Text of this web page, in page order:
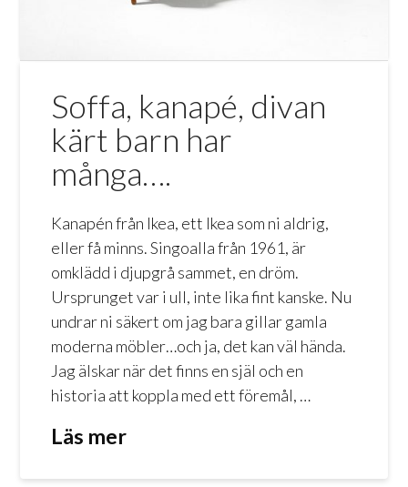
Soffa, kanapé, divan
kärt barn har
många….
Kanapén från Ikea, ett Ikea som ni aldrig,
eller få minns. Singoalla från 1961, är
omklädd i djupgrå sammet, en dröm.
Ursprunget var i ull, inte lika fint kanske. Nu
undrar ni säkert om jag bara gillar gamla
moderna möbler…och ja, det kan väl hända.
Jag älskar när det finns en själ och en
historia att koppla med ett föremål, …
Läs mer